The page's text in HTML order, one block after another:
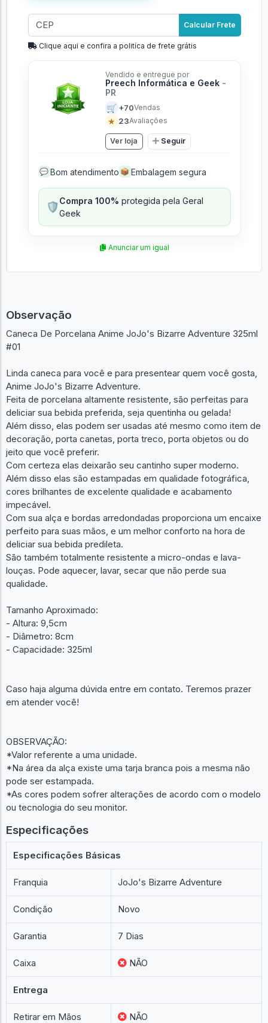
Calcular Frete
Clique aqui e confira a politíca de frete grátis
Vendido e entregue por
Preech Informática e Geek -
PR
🛒 +70Vendas
★ 23Avaliações
Ver loja Seguir
💬 Bom atendimento 📦 Embalagem segura
🛡️Compra 100% protegida pela Geral
Geek
Anunciar um igual
Observação
Caneca De Porcelana Anime JoJo's Bizarre Adventure 325ml
#01
Linda caneca para você e para presentear quem você gosta,
Anime JoJo's Bizarre Adventure.
Feita de porcelana altamente resistente, são perfeitas para
deliciar sua bebida preferida, seja quentinha ou gelada!
Além disso, elas podem ser usadas até mesmo como item de
decoração, porta canetas, porta treco, porta objetos ou do
jeito que você preferir.
Com certeza elas deixarão seu cantinho super moderno.
Além disso elas são estampadas em qualidade fotográfica,
cores brilhantes de excelente qualidade e acabamento
impecável.
Com sua alça e bordas arredondadas proporciona um encaixe
perfeito para suas mãos, e um melhor conforto na hora de
deliciar sua bebida predileta.
São também totalmente resistente a micro-ondas e lava-
louças. Pode aquecer, lavar, secar que não perde sua
qualidade.
Tamanho Aproximado:
- Altura: 9,5cm
- Diâmetro: 8cm
- Capacidade: 325ml
Caso haja alguma dúvida entre em contato. Teremos prazer
em atender você!
OBSERVAÇÃO:
*Valor referente a uma unidade.
*Na área da alça existe uma tarja branca pois a mesma não
pode ser estampada.
*As cores podem sofrer alterações de acordo com o modelo
ou tecnologia do seu monitor.
Especificações
Especificações Básicas
Franquia JoJo's Bizarre Adventure
Condição Novo
Garantia 7 Dias
Caixa NÃO
Entrega
Retirar em Mãos NÃO